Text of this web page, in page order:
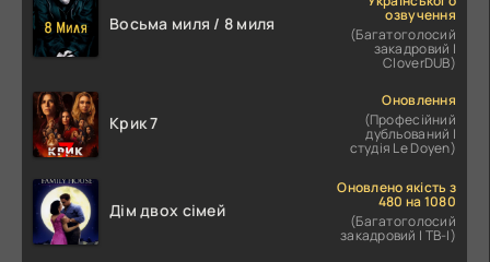
Восьма миля / 8 миля
озвучення
(Багатоголосий
закадровий |
CloverDUB)
Крик 7
Оновлення
(Професійний
дубльований |
студія Le Doyen)
Дім двох сімей
Оновлено якість з
480 на 1080
(Багатоголосий
закадровий | ТВ-І)